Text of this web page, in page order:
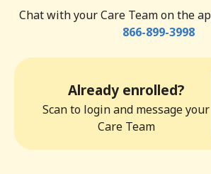
Chat with your Care Team on the
866-899-3998
Already enrolled?
Scan to login and message your
Care Team